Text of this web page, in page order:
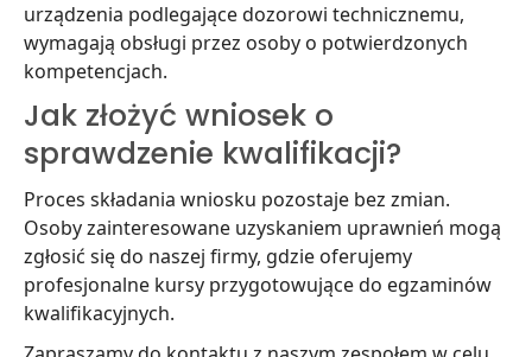
urządzenia podlegające dozorowi technicznemu,
wymagają obsługi przez osoby o potwierdzonych
kompetencjach.
Jak złożyć wniosek o
sprawdzenie kwalifikacji?
Proces składania wniosku pozostaje bez zmian.
Osoby zainteresowane uzyskaniem uprawnień mogą
zgłosić się do naszej firmy, gdzie oferujemy
profesjonalne kursy przygotowujące do egzaminów
kwalifikacyjnych.